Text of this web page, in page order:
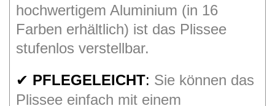
hochwertigem Aluminium (in 16
Farben erhältlich) ist das Plissee
stufenlos verstellbar.
✔ PFLEGELEICHT: Sie können das
Plissee einfach mit einem